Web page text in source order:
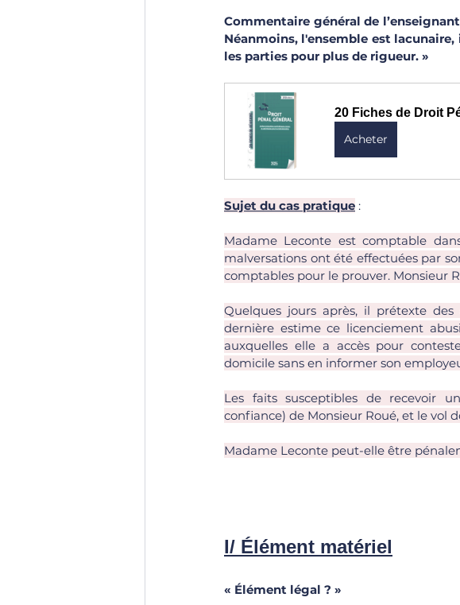
Commentaire général de
Néanmoins, l'ensemble est
les parties pour plus de rigueur. »
20 Fiches de Droit
Acheter
Sujet du cas pratique :
Madame Leconte est comptable
malversations ont été effectuées par
comptables pour le prouver. Monsieur
Quelques jours après, il prétexte
dernière estime ce licenciement
auxquelles elle a accès pour
domicile sans en informer son
Les faits susceptibles de recevoir
confiance) de Monsieur Roué, et le vol
Madame Leconte peut-elle être
I/ Élément matériel
« Élément légal ? »